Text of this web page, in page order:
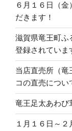
６月１６日（
だきます！
滋賀県竜王町ふ
登録されていま
当店直売所（竜
コの直売につい
竜王足太あわび
１月１６日～